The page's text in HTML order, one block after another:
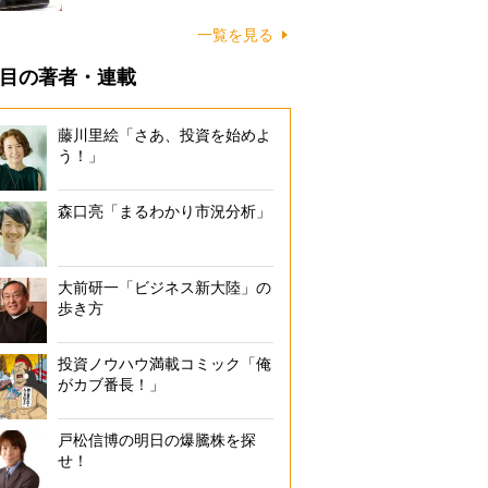
一覧を見る
の著者・連載
藤川里絵「さあ、投資を始めよ
う！」
森口亮「まるわかり市況分析」
大前研一「ビジネス新大陸」の
歩き方
投資ノウハウ満載コミック「俺
がカブ番長！」
戸松信博の明日の爆騰株を探
せ！